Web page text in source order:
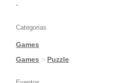
-
Categorias
Games
|Games > Puzzle